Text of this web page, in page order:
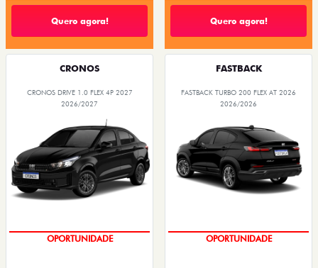
Quero agora! Quero agora!
CRONOS
CRONOS DRIVE 1.0 FLEX 4P 2027
2026/2027
OPORTUNIDADE
FASTBACK
FASTBACK TURBO 200 FLEX AT 2026
2026/2026
OPORTUNIDADE